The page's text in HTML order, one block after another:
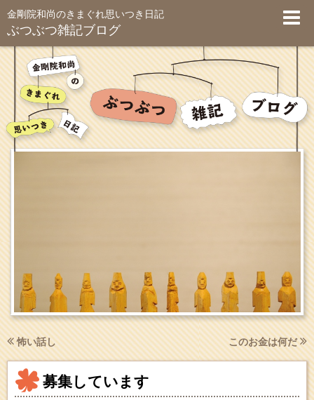
金剛院和尚のきまぐれ思いつき日記
ぶつぶつ雑記ブログ
怖い話し このお金は何だ
募集しています